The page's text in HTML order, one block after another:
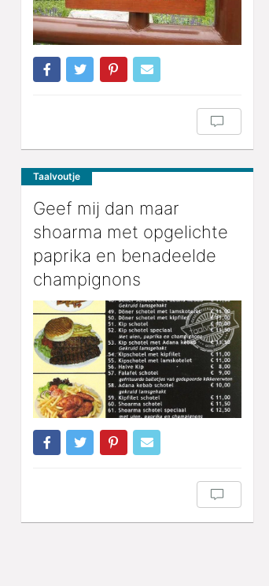
Taalvoutje
Geef mij dan maar
shoarma met opgelichte
paprika en benadeelde
champignons